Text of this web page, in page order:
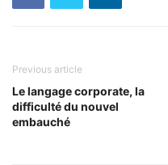
Previous article
Le langage corporate, la
difficulté du nouvel
embauché